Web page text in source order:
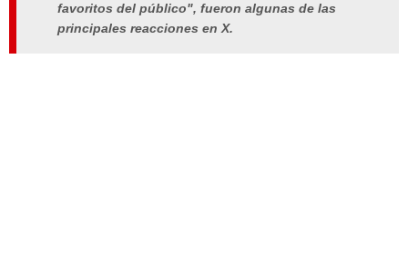
favoritos del público", fueron algunas de las
principales reacciones en X.